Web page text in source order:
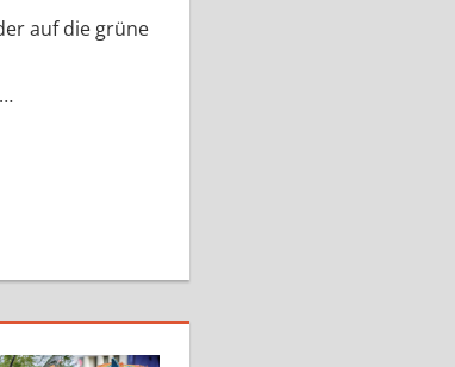
auf die grüne